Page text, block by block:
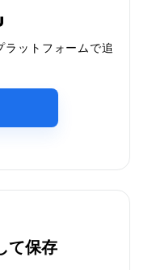
ットフォームで追
て保存